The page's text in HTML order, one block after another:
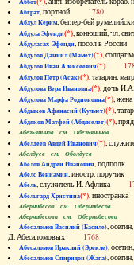
Абграт, портной 1780
Абдул Керим, беглер-бей
Абдула Эфенди(*), конюший, чл.
Абдуласах-Эфенди, посол в
Абдулов Даниил (Мамет)(*), солдат
Абдулов Иван Алексеевич(*)
Абдулов Петр (Асак)(*), татарин,
Абдулова Вера Ивановна(*), дочь
Абдулова Марфа Родионовна(*),
Абдыков Афанасий (Кулмет)(*),
Абдяков Матфей (Абдяселет)(*),
Абезьянинов см. Обезьянинов
Абелдеев Авдей Иванович(*),
Абелдуев см. Оболдуев
Абелов Андрей Иванович,
Абелс Вениамин, иностр.
Абель, служитель И. Афлика
Абельгард Христина(*),
Абернибесов см. Обернибесов
Абернибесова см. Обернибесова
Абесаломов Василий (Басиле),
Д. Абесаломовых 1768
Абесаломов Ираклий (Эрекле),
Абесаломов Спиридон (Жага),